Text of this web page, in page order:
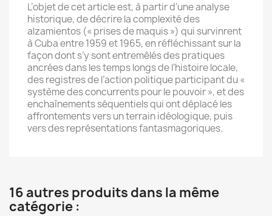
L’objet de cet article est, à partir d’une analyse
historique, de décrire la complexité des
alzamientos (« prises de maquis ») qui survinrent
à Cuba entre 1959 et 1965, en réfléchissant sur la
façon dont s’y sont entremêlés des pratiques
ancrées dans les temps longs de l’histoire locale,
des registres de l’action politique participant du «
système des concurrents pour le pouvoir », et des
enchaînements séquentiels qui ont déplacé les
affrontements vers un terrain idéologique, puis
vers des représentations fantasmagoriques.
16 autres produits dans la même
catégorie :